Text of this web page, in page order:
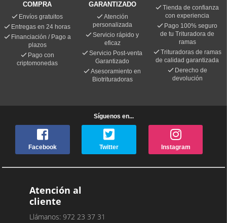
COMPRA
Envíos gratuitos
Entregas en 24 horas
Financiación / Pago a
plazos
Pago con
criptomonedas
GARANTIZADO
Atención
personalizada
Servicio rápido y
eficaz
Servicio Post-venta
Garantizado
Asesoramiento en
Biotrituradoras
Tienda de confianza
con experiencia
Pago 100% seguro
de tu Trituradora de
ramas
Trituradoras de ramas
de calidad garantizada
Derecho de
devolución
Síguenos en...
Facebook Twitter Instagram
Atención al
cliente
Llámanos: 972 23 37 31